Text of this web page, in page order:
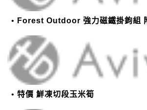
Forest Outdoor 強力磁鐵掛鉤組
特價 鮮凍切段玉米筍